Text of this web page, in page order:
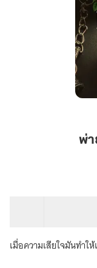
สวา
พ่า
เมื่อความเสียใจมันทำใ